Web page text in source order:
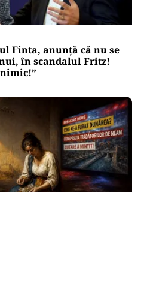
Finta, anunță că nu se
în scandalul Fritz!